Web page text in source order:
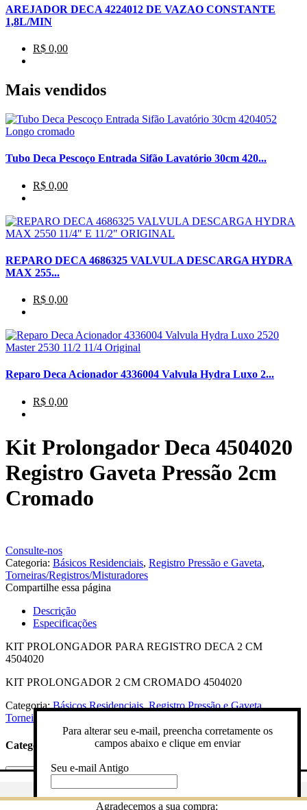
Gostaria de ser avisado quando o produto estiver em estoque?
AREJADOR DECA 4224012 DE VAZAO CONSTANTE
1,8L/MIN
R$ 0,00
Mais vendidos
Tubo Deca Pescoço Entrada Sifão Lavatório 30cm 420...
R$ 0,00
REPARO DECA 4686325 VALVULA DESCARGA HYDRA
MAX 255...
R$ 0,00
Reparo Deca Acionador 4336004 Valvula Hydra Luxo 2...
R$ 0,00
Kit Prolongador Deca 4504020
Registro Gaveta Pressão 2cm
Cromado
Consulte-nos
Categoria: Básicos Residenciais, Registro Pressão e Gaveta,
Torneiras/Registros/Misturadores
Compartilhe essa página
Descrição
Especificações
KIT PROLONGADOR PARA REGISTRO DECA 2 CM
4504020
KIT PROLONGADOR 2 CM CROMADO 4504020
Categoria:Básicos Residenciais,Registro Pressão e Gaveta,
Torneiras/Registros/Misturadores
Categorias
Para alterar seu e-mail, preencha corretamente os
campos abaixo e clique em enviar
Seu e-mail Antigo
Digite novo e-mailAgradecemos a sua compra: